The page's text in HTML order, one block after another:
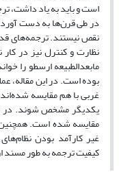
است و باید به یاد داشت،
در طی قرن‌ها به دست
نقص نیستند. ترجمه‌های
مابعدالطبیعه ارسطو را
بوده است. در این مقاله،
غربی با هم مقایسه
یکدیگر مشخص شوند. در
مقایسه شده است.
غیر کارآمد بودن
کیفیت ترجمه به طور مسند